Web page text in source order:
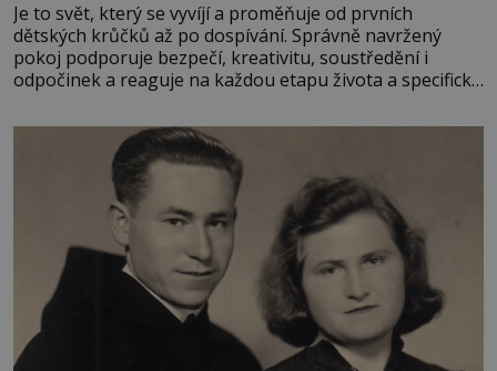
Je to svět, který se vyvíjí a proměňuje od prvních
dětských krůčků až po dospívání. Správně navržený
pokoj podporuje bezpečí, kreativitu, soustředění i
odpočinek a reaguje na každou etapu života a specifické
měkkost a bezpečí, proto by pokoj miminka měl působit
především klidně a útulně. Předškolní věk je